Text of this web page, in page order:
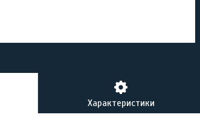
Характеристики